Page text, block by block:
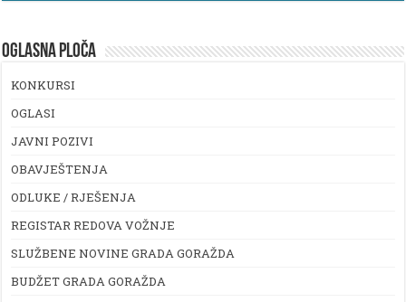
OGLASNA PLOČA
KONKURSI
OGLASI
JAVNI POZIVI
OBAVJEŠTENJA
ODLUKE / RJEŠENJA
REGISTAR REDOVA VOŽNJE
SLUŽBENE NOVINE GRADA GORAŽDA
BUDŽET GRADA GORAŽDA